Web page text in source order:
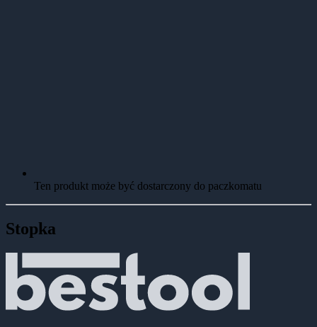
Ten produkt może być dostarczony do paczkomatu
Stopka